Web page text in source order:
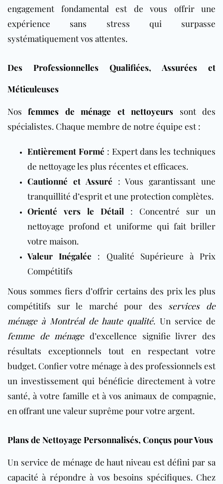
engagement fondamental est de vous offrir une
expérience sans stress qui surpasse
systématiquement vos attentes.
Des Professionnelles Qualifiées, Assurées et
Méticuleuses
Nosfemmes de ménage et nettoyeurs sont des
spécialistes. Chaque membre de notre équipe est :
Entièrement Formé : Expert dans les techniques
de nettoyage les plus récentes et efficaces.
Cautionné et Assuré : Vous garantissant une
tranquillité d’esprit et une protection complètes.
Orienté vers le Détail : Concentré sur un
nettoyage profond et uniforme qui fait briller
votre maison.
Valeur Inégalée : Qualité Supérieure à Prix
Compétitifs
Nous sommes fiers d’offrir certains des prix les plus
compétitifs sur le marché pour des services de
ménage à Montréal de haute qualité. Un service de
femme de ménaged’excellence signifie livrer des
résultats exceptionnels tout en respectant votre
budget. Confier votre ménage à des professionnels est
un investissement qui bénéficie directement à votre
santé, à votre famille et à vos animaux de compagnie,
en offrant une valeur suprême pour votre argent.
Plans de Nettoyage Personnalisés, Conçus pour Vous
Un service de ménage de haut niveau est défini par sa
capacité à répondre à vos besoins spécifiques. Chez